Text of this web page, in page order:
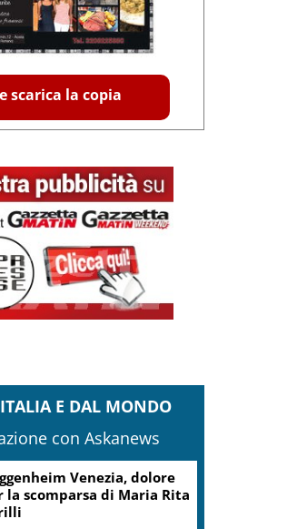
scarica la copia
E DAL MONDO
con Askanews
Venezia, dolore
la scomparsa di Maria Rita